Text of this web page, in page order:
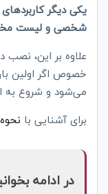
شخصی و لیست
علاوه بر این، نصب
خصوص اگر اولین
می‌شود و شروع به
برای آشنایی با
در ادامه